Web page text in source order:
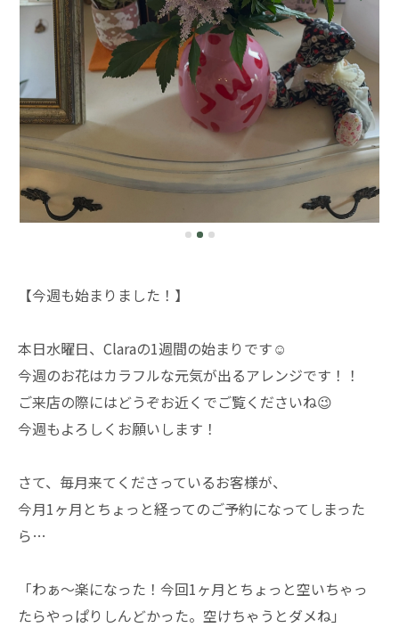
【今週も始まりました！】
本日水曜日、Claraの1週間の始まりです☺️
今週のお花はカラフルな元気が出るアレンジです！！
ご来店の際にはどうぞお近くでご覧くださいね😉
今週もよろしくお願いします！
さて、毎月来てくださっているお客様が、
今月1ヶ月とちょっと経ってのご予約になってしまった
ら…
「わぁ〜楽になった！今回1ヶ月とちょっと空いちゃっ
たらやっぱりしんどかった。空けちゃうとダメね」